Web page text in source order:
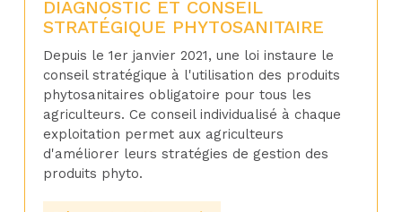
Découvrir l'offre
DIAGNOSTIC ET CONSEIL
STRATÉGIQUE PHYTOSANITAIRE
Depuis le 1er janvier 2021, une loi instaure le
conseil stratégique à l'utilisation des produits
phytosanitaires obligatoire pour tous les
agriculteurs. Ce conseil individualisé à chaque
exploitation permet aux agriculteurs
d'améliorer leurs stratégies de gestion des
produits phyto.
Découvrir l'offre